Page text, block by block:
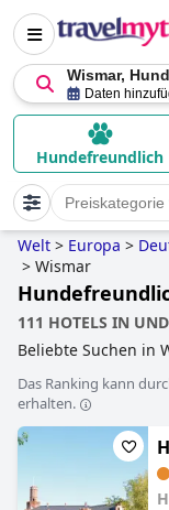
Wismar,
Daten
Hundefreundlich
Preiskategorie
Welt > Europa >
> Wismar
111 HOTELS IN
Beliebte Suchen in
Das Ranking kann
erhalten.